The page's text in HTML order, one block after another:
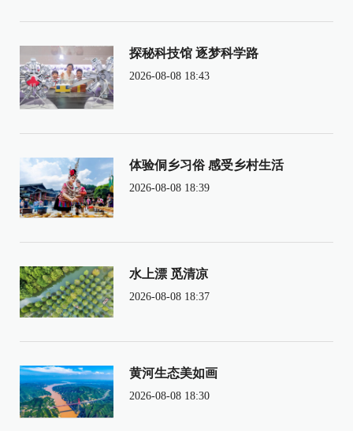
探秘科技馆 逐梦科学路
2026-08-08 18:43
体验侗乡习俗 感受乡村生活
2026-08-08 18:39
水上漂 觅清凉
2026-08-08 18:37
黄河生态美如画
2026-08-08 18:30